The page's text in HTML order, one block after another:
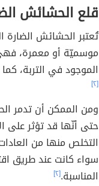
قلع الحشائش
تُعتبر الحشائش الضارة
موسميّة أو معمرة،
الموجود في التربة،
[٢]
ومن الممكن أن تدمر
حتى أنّها قد تؤثر على
التخلص منها من
سواء كانت عند طريق
المناسبة.[٢]